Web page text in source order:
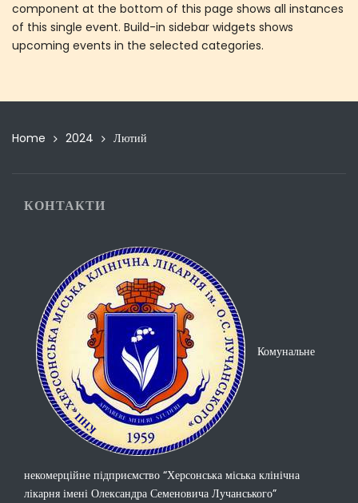
component at the bottom of this page shows all instances
of this single event. Build-in sidebar widgets shows
upcoming events in the selected categories.
Home 2024 Лютий
КОНТАКТИ
Комунальне
некомерційне підприємство “Херсонська міська клінічна
лікарня імені Олександра Семеновича Лучанського”